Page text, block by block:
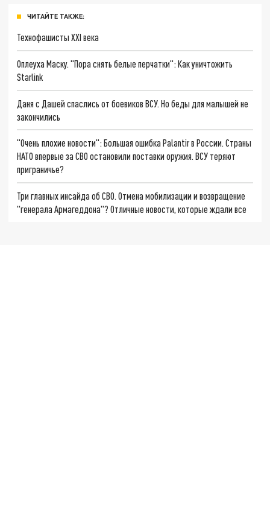
ЧИТАЙТЕ ТАКЖЕ:
Технофашисты XXI века
Оплеуха Маску. "Пора снять белые перчатки": Как уничтожить
Starlink
Даня с Дашей спаслись от боевиков ВСУ. Но беды для малышей не
закончились
"Очень плохие новости": Большая ошибка Palantir в России. Страны
НАТО впервые за СВО остановили поставки оружия. ВСУ теряют
приграничье?
Три главных инсайда об СВО. Отмена мобилизации и возвращение
"генерала Армагеддона"? Отличные новости, которые ждали все